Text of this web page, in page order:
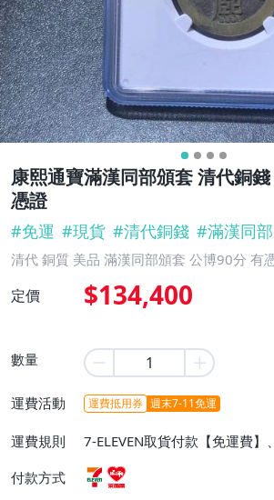
康熙通寶滿漢同部頒套 清代銅
憑證
#免運 #現貨 #清代銅錢 #滿漢同部
清代 銅質 美品 滿漢同部頒套 公博90分 有
定價 $134,400
數量
運費活動 運費抵用券 週末7-11免運
運費規則
7-ELEVEN取貨付款【免運費】
貨付款【免運費】
付款方式